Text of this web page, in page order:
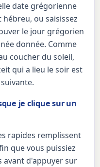
date grégorienne
ou saisissez
le jour grégorien
donnée. Comme
coucher du soleil,
qui a lieu le soir est
je clique sur un
rapides remplissent
que vous puissiez
avant d'appuyer sur